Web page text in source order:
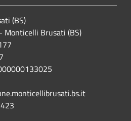
(BS)
Monticelli Brusati (BS)